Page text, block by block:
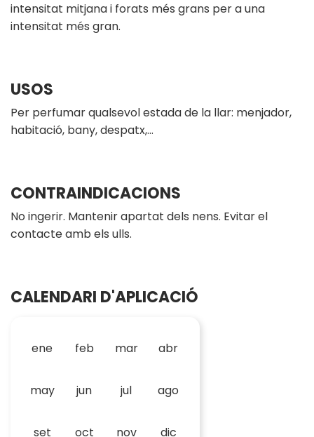
intensitat mitjana i forats més grans per a una
intensitat més gran.
USOS
Per perfumar qualsevol estada de la llar: menjador,
habitació, bany, despatx,…
CONTRAINDICACIONS
No ingerir. Mantenir apartat dels nens. Evitar el
contacte amb els ulls.
CALENDARI D'APLICACIÓ
ene feb mar abr
may jun jul ago
set oct nov dic